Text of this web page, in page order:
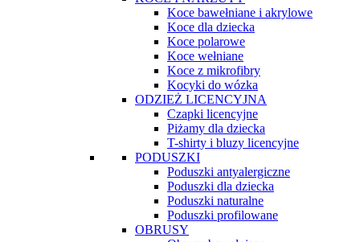
Koce bawełniane i akrylowe
Koce dla dziecka
Koce polarowe
Koce wełniane
Koce z mikrofibry
Kocyki do wózka
ODZIEŻ LICENCYJNA
Czapki licencyjne
Piżamy dla dziecka
T-shirty i bluzy licencyjne
PODUSZKI
Poduszki antyalergiczne
Poduszki dla dziecka
Poduszki naturalne
Poduszki profilowane
OBRUSY